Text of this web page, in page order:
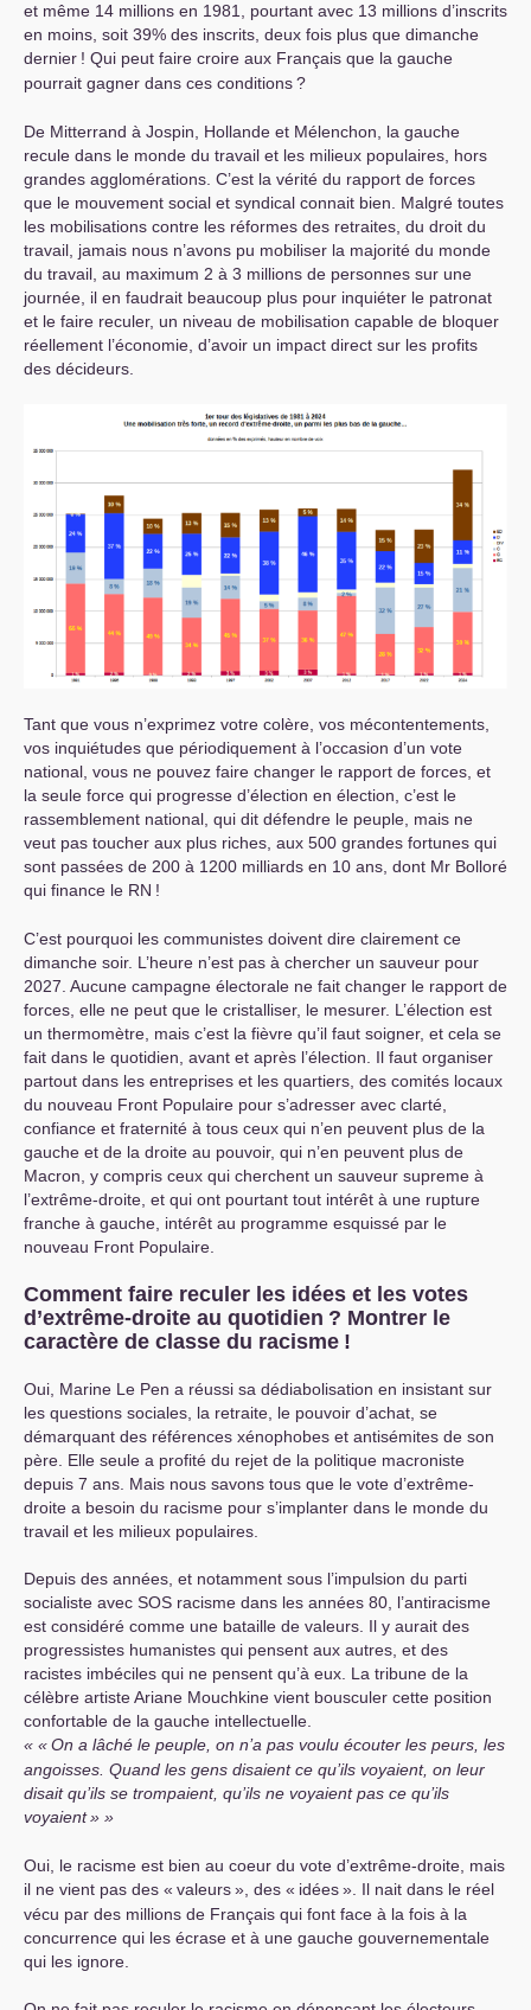
et même 14 millions en 1981, pourtant avec 13 millions d’inscrits
en moins, soit 39% des inscrits, deux fois plus que dimanche
dernier ! Qui peut faire croire aux Français que la gauche
pourrait gagner dans ces conditions?
De Mitterrand à Jospin, Hollande et Mélenchon, la gauche
recule dans le monde du travail et les milieux populaires, hors
grandes agglomérations. C’est la vérité du rapport de forces
que le mouvement social et syndical connait bien. Malgré toutes
les mobilisations contre les réformes des retraites, du droit du
travail, jamais nous n’avons pu mobiliser la majorité du monde
du travail, au maximum 2 à 3 millions de personnes sur une
journée, il en faudrait beaucoup plus pour inquiéter le patronat
et le faire reculer, un niveau de mobilisation capable de bloquer
réellement l’économie, d’avoir un impact direct sur les profits
des décideurs.
Tant que vous n’exprimez votre colère, vos mécontentements,
vos inquiétudes que périodiquement à l’occasion d’un vote
national, vous ne pouvez faire changer le rapport de forces, et
la seule force qui progresse d’élection en élection, c’est le
rassemblement national, qui dit défendre le peuple, mais ne
veut pas toucher aux plus riches, aux 500 grandes fortunes qui
sont passées de 200 à 1200 milliards en 10 ans, dont Mr Bolloré
qui finance le RN !
C’est pourquoi les communistes doivent dire clairement ce
dimanche soir. L’heure n’est pas à chercher un sauveur pour
2027. Aucune campagne électorale ne fait changer le rapport de
forces, elle ne peut que le cristalliser, le mesurer. L’élection est
un thermomètre, mais c’est la fièvre qu’il faut soigner, et cela se
fait dans le quotidien, avant et après l’élection. Il faut organiser
partout dans les entreprises et les quartiers, des comités locaux
du nouveau Front Populaire pour s’adresser avec clarté,
confiance et fraternité à tous ceux qui n’en peuvent plus de la
gauche et de la droite au pouvoir, qui n’en peuvent plus de
Macron, y compris ceux qui cherchent un sauveur supreme à
l’extrême-droite, et qui ont pourtant tout intérêt à une rupture
franche à gauche, intérêt au programme esquissé par le
nouveau Front Populaire.
Comment faire reculer les idées et les votes
d’extrême-droite au quotidien ? Montrer le
caractère de classe du racisme !
Oui, Marine Le Pen a réussi sa dédiabolisation en insistant sur
les questions sociales, la retraite, le pouvoir d’achat, se
démarquant des références xénophobes et antisémites de son
père. Elle seule a profité du rejet de la politique macroniste
depuis 7 ans. Mais nous savons tous que le vote d’extrême-
droite a besoin du racisme pour s’implanter dans le monde du
travail et les milieux populaires.
Depuis des années, et notamment sous l’impulsion du parti
socialiste avec SOS racisme dans les années 80, l’antiracisme
est considéré comme une bataille de valeurs. Il y aurait des
progressistes humanistes qui pensent aux autres, et des
racistes imbéciles qui ne pensent qu’à eux. La tribune de la
célèbre artiste Ariane Mouchkine vient bousculer cette position
confortable de la gauche intellectuelle.
«On a lâché le peuple, on n’a pas voulu écouter les peurs, les
angoisses. Quand les gens disaient ce qu’ils voyaient, on leur
disait qu’ils se trompaient, qu’ils ne voyaient pas ce qu’ils
voyaient»
Oui, le racisme est bien au coeur du vote d’extrême-droite, mais
il ne vient pas des « valeurs», des « idées». Il nait dans le réel
vécu par des millions de Français qui font face à la fois à la
concurrence qui les écrase et à une gauche gouvernementale
qui les ignore.